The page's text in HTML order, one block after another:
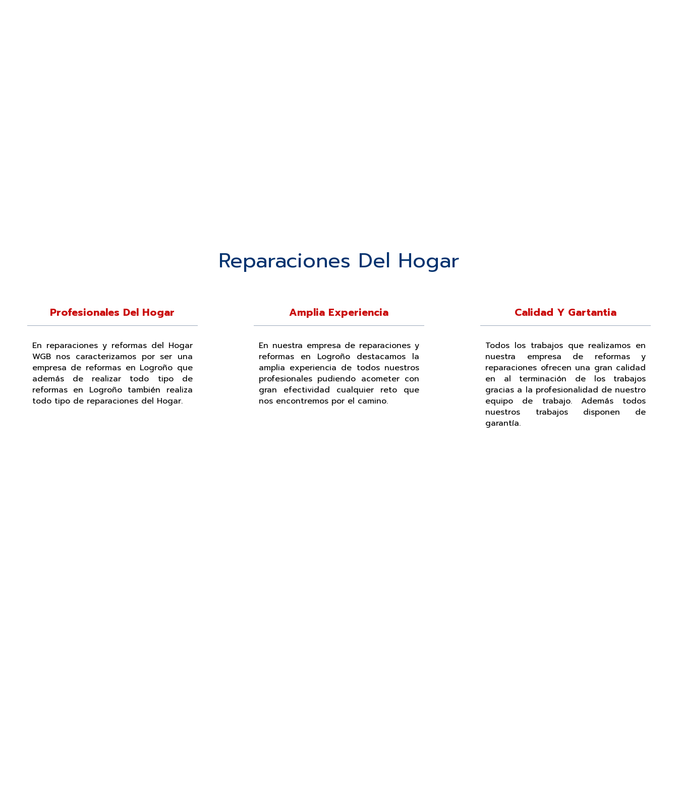
Reparaciones Del Hogar
Profesionales Del Hogar
En reparaciones y reformas del Hogar
WGB nos caracterizamos por ser una
empresa de reformas en Logroño que
además de realizar todo tipo de
reformas en Logroño también realiza
todo tipo de reparaciones del Hogar.
Amplia Experiencia
En nuestra empresa de reparaciones y
reformas en Logroño destacamos la
amplia experiencia de todos nuestros
profesionales pudiendo acometer con
gran efectividad cualquier reto que
nos encontremos por el camino.
Calidad Y Gartantia
Todos los trabajos que realizamos en
nuestra empresa de reformas y
reparaciones ofrecen una gran calidad
en al terminación de los trabajos
gracias a la profesionalidad de nuestro
equipo de trabajo. Además todos
nuestros trabajos disponen de
garantía.